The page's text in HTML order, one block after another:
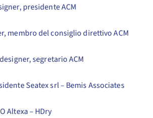
presidente ACM
membro del consiglio direttivo ACM
segretario ACM
Seatex srl – Bemis Associates
Altexa – HDry